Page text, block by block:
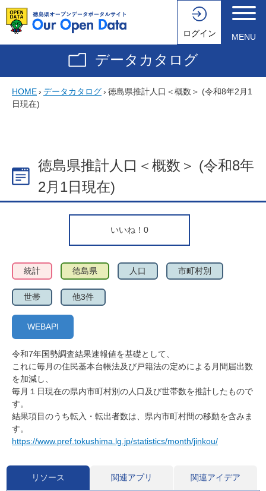
ログイン MENU
データカタログ
HOME› データカタログ› 徳島県推計人口＜概数＞ (令和8年2月1
日現在)
徳島県推計人口＜概数＞ (令和8年
2月1日現在)
いいね！ 0
統計 徳島県 人口 市町村別
世帯 他3件
WEBAPI
令和7年国勢調査結果速報値を基礎として、
これに毎月の住民基本台帳法及び戸籍法の定めによる月間届出数
を加減し、
毎月１日現在の県内市町村別の人口及び世帯数を推計したもので
す。
結果項目のうち転入・転出者数は、県内市町村間の移動を含みま
す。
https://www.pref.tokushima.lg.jp/statistics/month/jinkou/
リソース 関連アプリ 関連アイデア